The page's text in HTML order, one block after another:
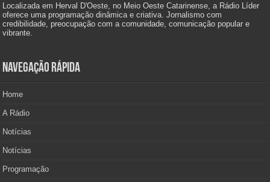
Localizada em Herval D'Oeste, no Meio Oeste Catarinense, a Rádio Líder
oferece uma programação dinâmica e criativa. Jornalismo com
credibilidade, preocupação com a comunidade, comunicação popular e
vibrante.
Navegação Rápida
Home
A Rádio
Notícias
Notícias
Programação